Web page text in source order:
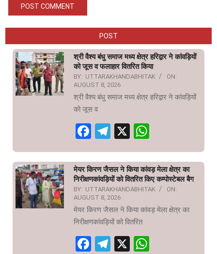
POST
श्री वैश्य बंधु समाज मध्य क्षेत्र हरिद्वार ने कांवड़ियों
को जूस व फलाहार वितरित किया
BY: UTTARAKHANDABHITAK
ON:
AUGUST 8, 2026
श्री वैश्य बंधु समाज मध्य क्षेत्र हरिद्वार ने कांवड़ियों
को जूस व
Facebook
Telegram
X
मेयर किरण जैसल ने किया कांवड़ मेला क्षेत्र का
निरीक्षणकांवड़ियों को वितरित किए कम्पोस्टेबल बैग
BY: UTTARAKHANDABHITAK
ON:
AUGUST 8, 2026
मेयर किरण जैसल ने किया कांवड़ मेला क्षेत्र का
निरीक्षणकांवड़ियों को वितरित
Facebook
Telegram
X